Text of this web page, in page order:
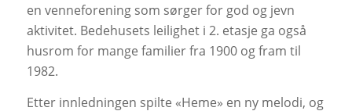
en venneforening som sørger for god og jevn
aktivitet. Bedehusets leilighet i 2. etasje ga også
husrom for mange familier fra 1900 og fram til
1982.
Etter innledningen spilte «Heme» en ny melodi, og